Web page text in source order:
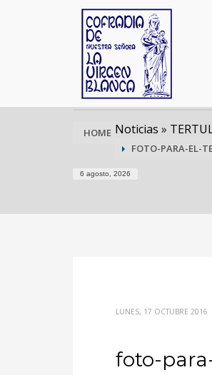
HOME Noticias »
FOTO-PARA-EL-
6 agosto, 2026
LUNES, 17 OCTUBRE 2016
foto-